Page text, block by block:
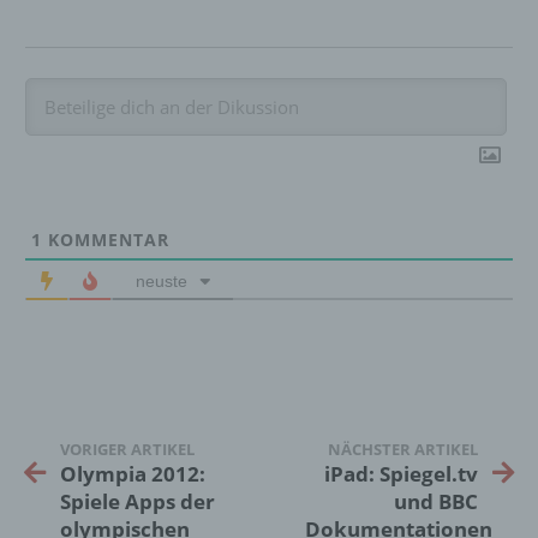
1 KOMMENTAR
neuste
VORIGER ARTIKEL
Olympia 2012:
Spiele Apps der
olympischen
NÄCHSTER ARTIKEL
iPad: Spiegel.tv
und BBC
Dokumentationen
die sich auf eine natürliche Person beziehen,
Aufenthaltsort oder Ortswechsel dieser
natürlichen Person zu analysieren oder
vorherzusagen.
personenbezogener Daten in einer Weise,
auf welche die personenbezogenen Daten
ohne Hinzuziehung zusätzlicher
Informationen nicht mehr einer spezifischen